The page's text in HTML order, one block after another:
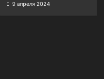
9 апреля 2024